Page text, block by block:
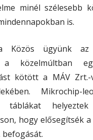
minél szélesebb
is.
Közös ügyünk az
a közelmúltban
kötött a MÁV
Mikrochip-
táblákat
hogy elősegítsék
befogását.